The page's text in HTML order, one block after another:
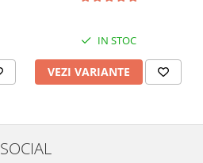
IN STOC
VEZI VARIANTE
SOCIAL